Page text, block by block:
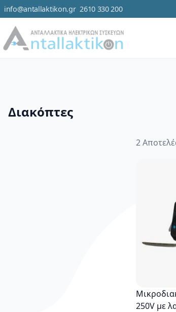
Μετάβαση στο περιεχόμενο
info@antallaktikon.gr 2610 330 200
Διακόπτες
2
Μικροδιακόπτης
250V με